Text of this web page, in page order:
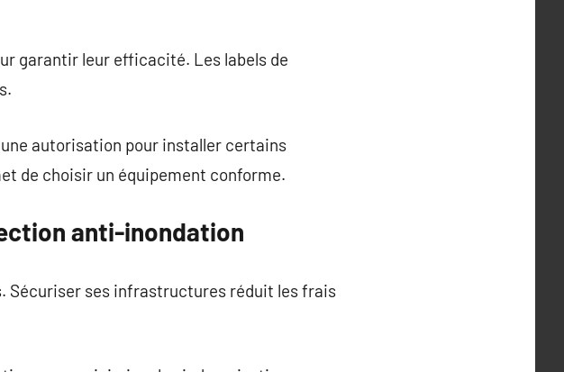
garantir leur efficacité. Les labels de
autorisation pour installer certains
de choisir un équipement conforme.
anti-inondation
Sécuriser ses infrastructures réduit les frais